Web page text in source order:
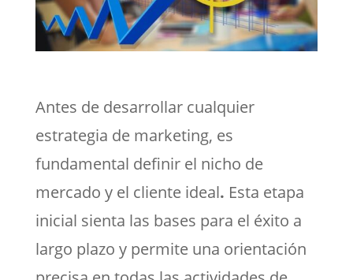
Antes de desarrollar cualquier
estrategia de marketing, es
fundamental definir el nicho de
mercado y el cliente ideal. Esta etapa
inicial sienta las bases para el éxito a
largo plazo y permite una orientación